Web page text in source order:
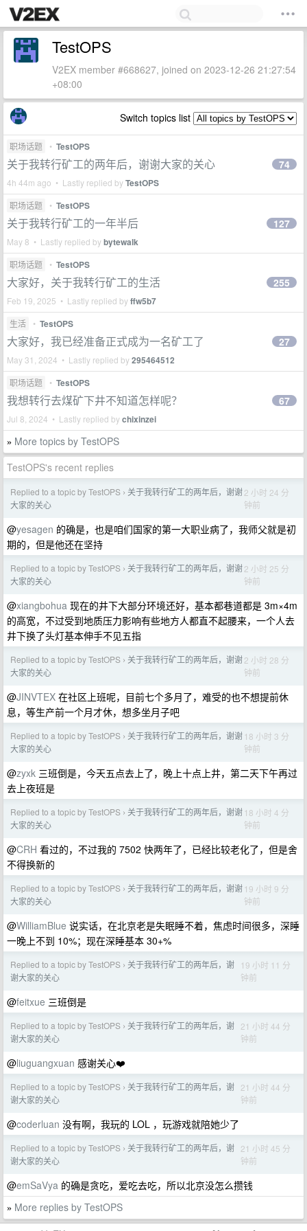
TestOPS
V2EX member #668627, joined on 2023-12-26 21:27:54
+08:00
Switch topics list
职场话题 • TestOPS
关于我转行矿工的两年后，谢谢大家的关心
4h 44m ago • Lastly replied byTestOPS
74
职场话题 • TestOPS
关于我转行矿工的一年半后
May 8 • Lastly replied bybytewalk
127
职场话题 • TestOPS
大家好，关于我转行矿工的生活
Feb 19, 2025 • Lastly replied byffw5b7
255
生活 • TestOPS
大家好，我已经准备正式成为一名矿工了
May 31, 2024 • Lastly replied by295464512
27
职场话题 • TestOPS
我想转行去煤矿下井不知道怎样呢？
Jul 8, 2024 • Lastly replied bychixinzei
67
» More topics by TestOPS
TestOPS's recent replies
Replied to a topic by TestOPS › 关于我转行矿工的两年后，谢谢
大家的关心
2 小时 24 分
钟前
@yesagen 的确是，也是咱们国家的第一大职业病了，我师父就是初
期的，但是他还在坚持
Replied to a topic by TestOPS › 关于我转行矿工的两年后，谢谢
大家的关心
2 小时 25 分
钟前
@xiangbohua 现在的井下大部分环境还好，基本都巷道都是 3m×4m
的高宽，不过受到地质压力影响有些地方人都直不起腰来，一个人去
井下换了头灯基本伸手不见五指
Replied to a topic by TestOPS › 关于我转行矿工的两年后，谢谢
大家的关心
2 小时 28 分
钟前
@JINVTEX 在社区上班呢，目前七个多月了，难受的也不想提前休
息，等生产前一个月才休，想多坐月子吧
Replied to a topic by TestOPS › 关于我转行矿工的两年后，谢谢
大家的关心
18 小时 3 分
钟前
@zyxk 三班倒是，今天五点去上了，晚上十点上井，第二天下午再过
去上夜班是
Replied to a topic by TestOPS › 关于我转行矿工的两年后，谢谢
大家的关心
18 小时 4 分
钟前
@CRH 看过的，不过我的 7502 快两年了，已经比较老化了，但是舍
不得换新的
Replied to a topic by TestOPS › 关于我转行矿工的两年后，谢谢
大家的关心
19 小时 9 分
钟前
@WilliamBlue 说实话，在北京老是失眠睡不着，焦虑时间很多，深睡
一晚上不到 10%；现在深睡基本 30+%
Replied to a topic by TestOPS › 关于我转行矿工的两年后，谢
谢大家的关心
19 小时 11 分
钟前
@feitxue 三班倒是
Replied to a topic by TestOPS › 关于我转行矿工的两年后，谢
谢大家的关心
21 小时 44 分
钟前
@liuguangxuan 感谢关心❤️
Replied to a topic by TestOPS › 关于我转行矿工的两年后，谢
谢大家的关心
21 小时 44 分
钟前
@coderluan 没有啊，我玩的 LOL ，玩游戏就陪她少了
Replied to a topic by TestOPS › 关于我转行矿工的两年后，谢
谢大家的关心
21 小时 45 分
钟前
@emSaVya 的确是贪吃，爱吃去吃，所以北京没怎么攒钱
» More replies by TestOPS